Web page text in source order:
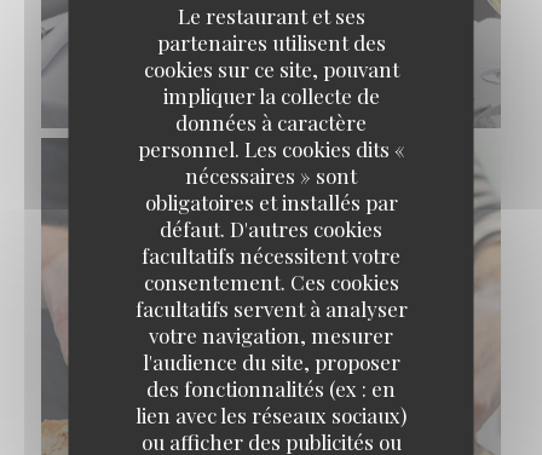
Le restaurant et ses
partenaires utilisent des
cookies sur ce site, pouvant
impliquer la collecte de
données à caractère
personnel. Les cookies dits «
nécessaires » sont
obligatoires et installés par
défaut. D'autres cookies
facultatifs nécessitent votre
consentement. Ces cookies
facultatifs servent à analyser
votre navigation, mesurer
l'audience du site, proposer
des fonctionnalités (ex : en
lien avec les réseaux sociaux)
ou afficher des publicités ou